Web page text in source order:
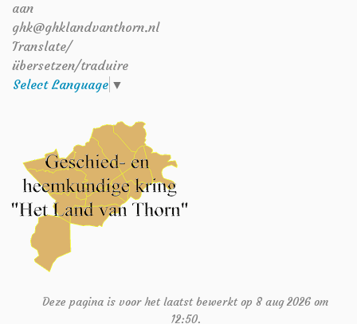
aan
ghk@ghklandvanthorn.nl
Translate/
übersetzen/traduire
Select Language ▼
Deze pagina is voor het laatst bewerkt op 8 aug 2026 om
12:50.